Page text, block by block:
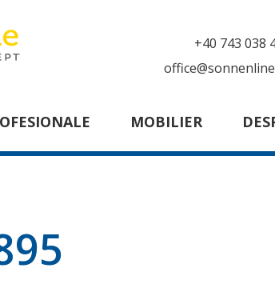
+40 743 038
MOBILIER